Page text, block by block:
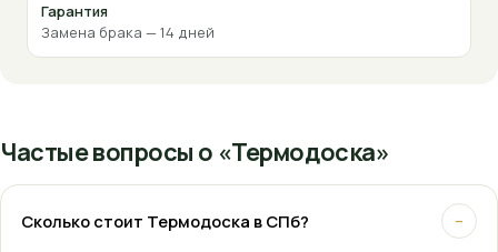
Гарантия
Замена брака — 14 дней
Частые вопросы о «Термодоска»
Сколько стоит Термодоска в СПб? −